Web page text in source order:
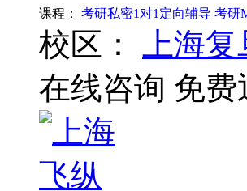
课程： 考研私密1对1定向辅导 考研
校区： 上海
在线咨询 免费